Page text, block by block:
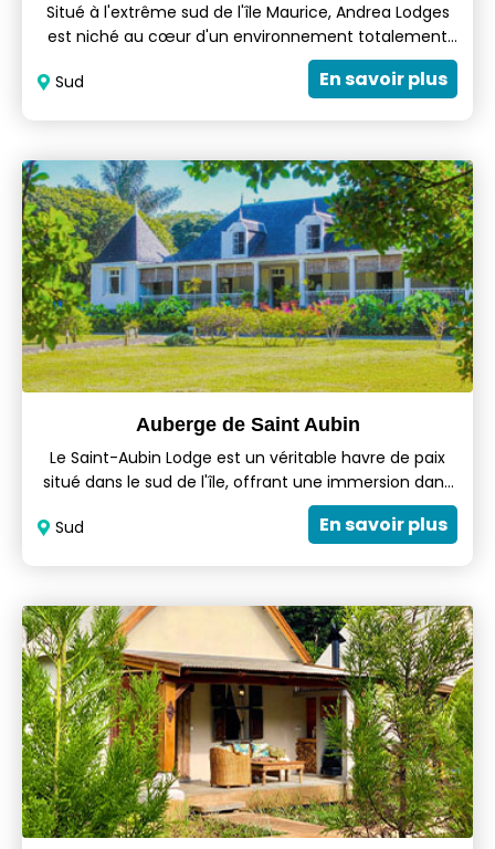
Situé à l'extrême sud de l'île Maurice, Andrea Lodges
est niché au cœur d'un environnement totalement
paisible. Laissez-vous séduire par le charme de votre
chalet et profitez de l'atmosphère intime et paisible
praticité sur l'île Maurice.
Sud En savoir plus
Auberge de Saint Aubin
Le Saint-Aubin Lodge est un véritable havre de paix
situé dans le sud de l'île, offrant une immersion dans
l'histoire et la culture de l'île Maurice. L'Auberge de
Saint-Aubin vous invite pour un séjour aventureux et
et vivre une expérience hors du commun sur l'île
paradisiaque de Maurice.
Sud En savoir plus